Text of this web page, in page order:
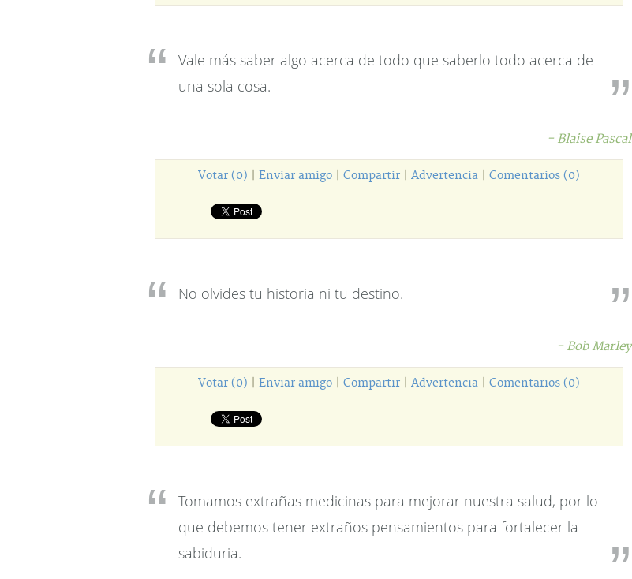
Vale más saber algo acerca de todo que saberlo todo acerca de
una sola cosa.
- Blaise Pascal
Votar (0) Enviar amigo Compartir Advertencia Comentarios (0)
No olvides tu historia ni tu destino.
- Bob Marley
Votar (0) Enviar amigo Compartir Advertencia Comentarios (0)
Tomamos extrañas medicinas para mejorar nuestra salud, por lo
que debemos tener extraños pensamientos para fortalecer la
sabiduria.